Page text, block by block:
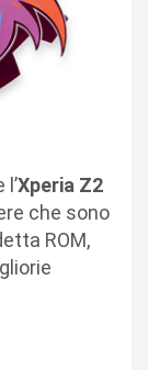
Xperia Z2
che sono
ROM,